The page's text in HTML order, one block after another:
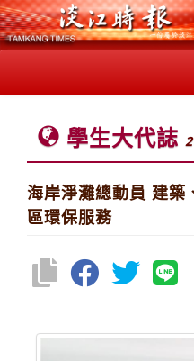
學生大代誌
海岸淨灘總動員 建築
區環保服務